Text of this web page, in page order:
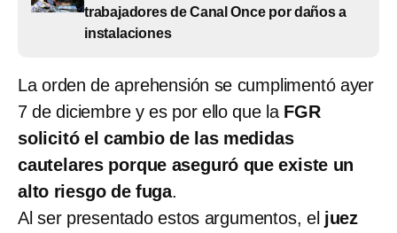
trabajadores de Canal Once por daños a
instalaciones
La orden de aprehensión se cumplimentó ayer
7 de diciembre y es por ello que laFGR
solicitó el cambio de las medidas
cautelares porque aseguró que existe un
alto riesgo de fuga.
Al ser presentado estos argumentos, el juez